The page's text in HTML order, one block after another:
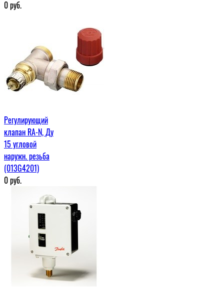
0руб.
Регулирующий
клапан RA-N, Ду
15 угловой
наружн. резьба
(013G4201)
0руб.